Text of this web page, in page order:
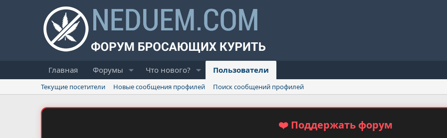
Главная Форумы Что нового? Пользователи
Текущие посетители Новые сообщения профилей Поиск сообщений профилей
❤️ Поддержать форум